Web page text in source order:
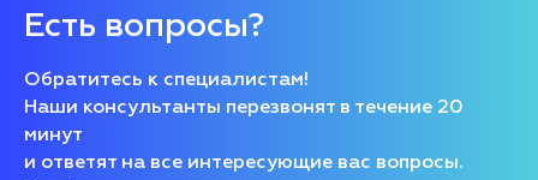
Есть вопросы?
Обратитесь к специалистам!
Наши консультанты перезвонят в течение 20
минут
и ответят на все интересующие вас вопросы.